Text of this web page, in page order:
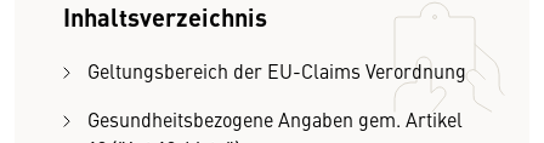
Inhaltsverzeichnis
Geltungsbereich der EU-Claims Verordnung
Gesundheitsbezogene Angaben gem. Artikel